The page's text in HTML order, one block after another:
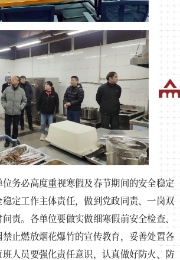
务必高度重视寒假及春节期间的安全稳定
定工作主体责任，做到党政同责、一岗双
责。各单位要做实做细寒假前安全检查、
止燃放烟花爆竹的宣传教育，妥善处置各
人员要强化责任意识，认真做好防火、防